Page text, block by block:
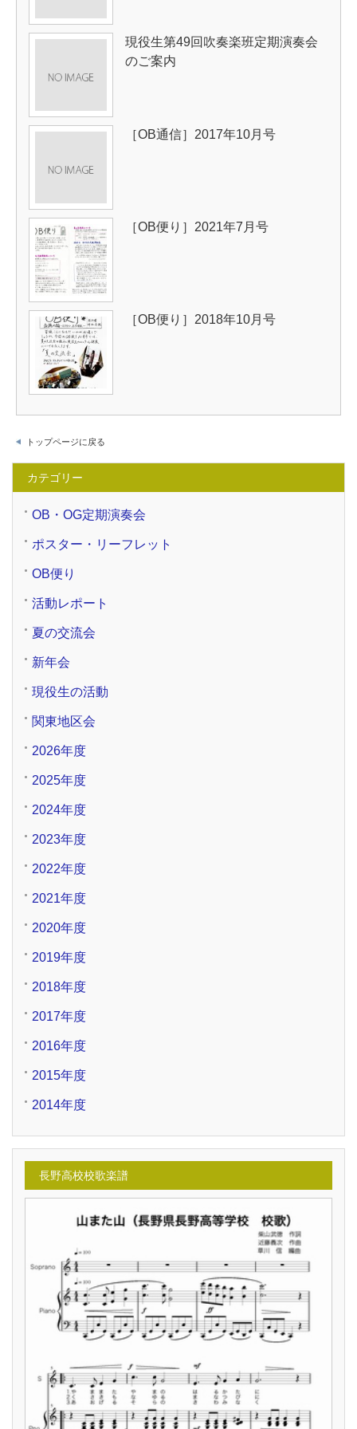
現役生第49回吹奏楽班定期演奏会
のご案内
［OB通信］2017年10月号
［OB便り］2021年7月号
［OB便り］2018年10月号
トップページに戻る
カテゴリー
OB・OG定期演奏会
ポスター・リーフレット
OB便り
活動レポート
夏の交流会
新年会
現役生の活動
関東地区会
2026年度
2025年度
2024年度
2023年度
2022年度
2021年度
2020年度
2019年度
2018年度
2017年度
2016年度
2015年度
2014年度
長野高校校歌楽譜